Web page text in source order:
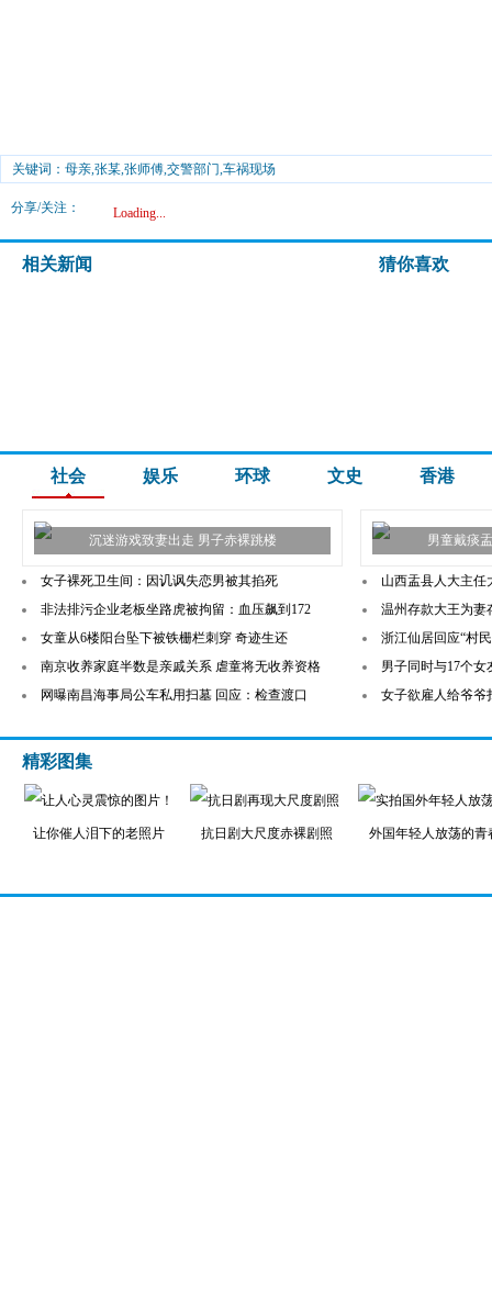
关键词：母亲,张某,张师傅,交警部门,车祸现场
分享/关注： Loading...
相关新闻 猜你喜欢
社会 娱乐 环球 文史 香港
沉迷游戏致妻出走 男子赤裸跳楼 男童戴痰
女子裸死卫生间：因讥讽失恋男被其掐死
非法排污企业老板坐路虎被拘留：血压飙到172
女童从6楼阳台坠下被铁栅栏刺穿 奇迹生还
南京收养家庭半数是亲戚关系 虐童将无收养资格
网曝南昌海事局公车私用扫墓 回应：检查渡口
山西盂县人大主任
温州存款大王为妻
浙江仙居回应“村
男子同时与17个
女子欲雇人给爷爷
精彩图集
让你催人泪下的老照片 抗日剧大尺度赤裸剧照 外国年轻人放荡的青